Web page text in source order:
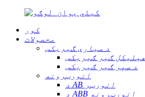
کور
محصولات
د سیارې ګیربکس
هیلیکل ګیر ګیربکس
د سپر ګیر ګیربکس
انورټرونه
د AB انورټر
د ABB انورټرونه